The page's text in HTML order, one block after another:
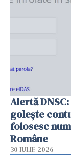
Alertă
golește
folosesc
Române
30 IULIE 2026